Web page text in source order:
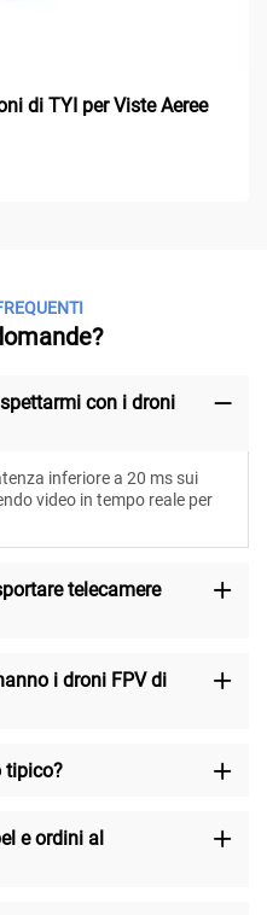
di TYI per Viste Aeree
con i droni
inferiore a 20 ms sui
video in tempo reale per
telecamere
i droni FPV di
tipico?
e ordini al